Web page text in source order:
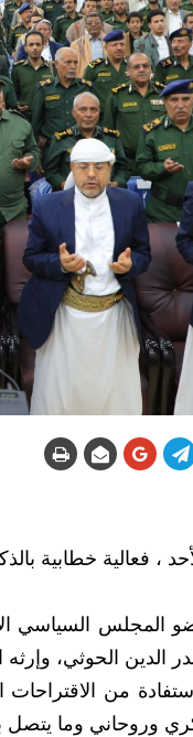
، فعالية خطابية
المجلس السياسي
بدر الدين الحوثي،
من
وروحاني وما يتصل